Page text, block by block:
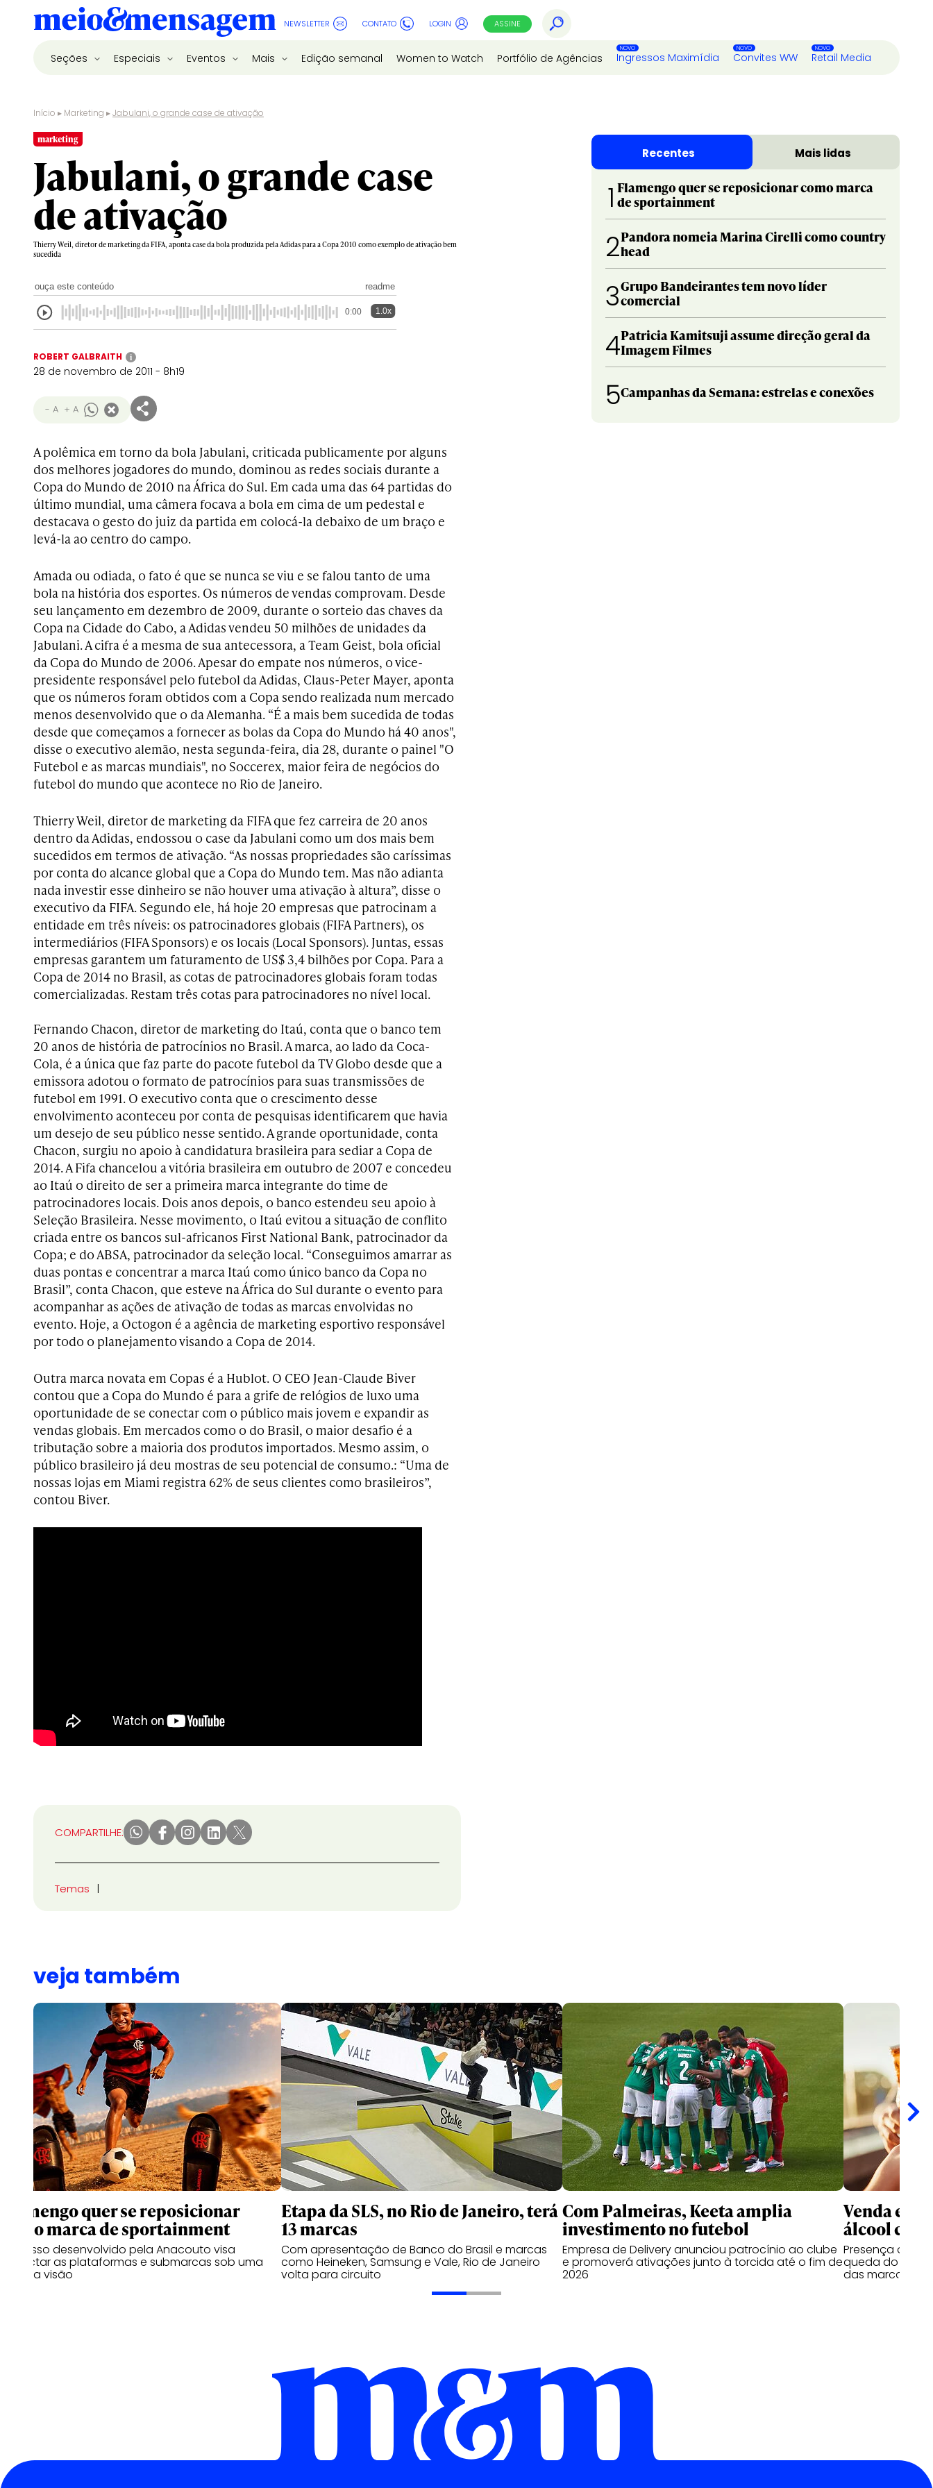
NEWSLETTER CONTATO LOGIN ASSINE
Seções Especiais Eventos Mais Edição semanal Women to Watch Portfólio de Agências Ingressos Maximídia Convites WW Retail Media
Início ▸ Marketing ▸Jabulani, o grande case de ativação
marketing
Jabulani, o grande case
de ativação
Thierry Weil, diretor de marketing da FIFA, aponta case da bola produzida pela Adidas para a Copa 2010 como exemplo de ativação bem
sucedida
ouça este conteúdo readme
0:00 1.0x
ROBERT GALBRAITH i
28 de novembro de 2011 - 8h19
- A + A
A polêmica em torno da bola Jabulani, criticada publicamente por alguns
dos melhores jogadores do mundo, dominou as redes sociais durante a
Copa do Mundo de 2010 na África do Sul. Em cada uma das 64 partidas do
último mundial, uma câmera focava a bola em cima de um pedestal e
destacava o gesto do juiz da partida em colocá-la debaixo de um braço e
levá-la ao centro do campo.
Amada ou odiada, o fato é que se nunca se viu e se falou tanto de uma
bola na história dos esportes. Os números de vendas comprovam. Desde
seu lançamento em dezembro de 2009, durante o sorteio das chaves da
Copa na Cidade do Cabo, a Adidas vendeu 50 milhões de unidades da
Jabulani. A cifra é a mesma de sua antecessora, a Team Geist, bola oficial
da Copa do Mundo de 2006. Apesar do empate nos números, o vice-
presidente responsável pelo futebol da Adidas, Claus-Peter Mayer, aponta
que os números foram obtidos com a Copa sendo realizada num mercado
menos desenvolvido que o da Alemanha. “É a mais bem sucedida de todas
desde que começamos a fornecer as bolas da Copa do Mundo há 40 anos",
disse o executivo alemão, nesta segunda-feira, dia 28, durante o painel "O
Futebol e as marcas mundiais", no Soccerex, maior feira de negócios do
futebol do mundo que acontece no Rio de Janeiro.
Thierry Weil, diretor de marketing da FIFA que fez carreira de 20 anos
dentro da Adidas, endossou o case da Jabulani como um dos mais bem
sucedidos em termos de ativação. “As nossas propriedades são caríssimas
por conta do alcance global que a Copa do Mundo tem. Mas não adianta
nada investir esse dinheiro se não houver uma ativação à altura”, disse o
executivo da FIFA. Segundo ele, há hoje 20 empresas que patrocinam a
entidade em três níveis: os patrocinadores globais (FIFA Partners), os
intermediários (FIFA Sponsors) e os locais (Local Sponsors). Juntas, essas
empresas garantem um faturamento de US$ 3,4 bilhões por Copa. Para a
Copa de 2014 no Brasil, as cotas de patrocinadores globais foram todas
comercializadas. Restam três cotas para patrocinadores no nível local.
Fernando Chacon, diretor de marketing do Itaú, conta que o banco tem
20 anos de história de patrocínios no Brasil. A marca, ao lado da Coca-
Cola, é a única que faz parte do pacote futebol da TV Globo desde que a
emissora adotou o formato de patrocínios para suas transmissões de
futebol em 1991. O executivo conta que o crescimento desse
envolvimento aconteceu por conta de pesquisas identificarem que havia
um desejo de seu público nesse sentido. A grande oportunidade, conta
Chacon, surgiu no apoio à candidatura brasileira para sediar a Copa de
2014. A Fifa chancelou a vitória brasileira em outubro de 2007 e concedeu
ao Itaú o direito de ser a primeira marca integrante do time de
patrocinadores locais. Dois anos depois, o banco estendeu seu apoio à
Seleção Brasileira. Nesse movimento, o Itaú evitou a situação de conflito
criada entre os bancos sul-africanos First National Bank, patrocinador da
Copa; e do ABSA, patrocinador da seleção local. “Conseguimos amarrar as
duas pontas e concentrar a marca Itaú como único banco da Copa no
Brasil”, conta Chacon, que esteve na África do Sul durante o evento para
acompanhar as ações de ativação de todas as marcas envolvidas no
evento. Hoje, a Octogon é a agência de marketing esportivo responsável
por todo o planejamento visando a Copa de 2014.
Outra marca novata em Copas é a Hublot. O CEO Jean-Claude Biver
contou que a Copa do Mundo é para a grife de relógios de luxo uma
oportunidade de se conectar com o público mais jovem e expandir as
vendas globais. Em mercados como o do Brasil, o maior desafio é a
tributação sobre a maioria dos produtos importados. Mesmo assim, o
público brasileiro já deu mostras de seu potencial de consumo.: “Uma de
nossas lojas em Miami registra 62% de seus clientes como brasileiros”,
contou Biver.
COMPARTILHE:
Temas
Recentes Mais lidas
1 Flamengo quer se reposicionar como marca
de sportainment
2Pandora nomeia Marina Cirelli como country
head
3Grupo Bandeirantes tem novo líder
comercial
4Patricia Kamitsuji assume direção geral da
Imagem Filmes
5Campanhas da Semana: estrelas e conexões
veja também
Flamengo quer se reposicionar
como marca de sportainment
Processo desenvolvido pela Anacouto visa
conectar as plataformas e submarcas sob uma
mesma visão
Etapa da SLS, no Rio de Janeiro, terá
13 marcas
Com apresentação de Banco do Brasil e marcas
como Heineken, Samsung e Vale, Rio de Janeiro
volta para circuito
Com Palmeiras, Keeta amplia
investimento no futebol
Empresa de Delivery anunciou patrocínio ao clube
e promoverá ativações junto à torcida até o fim de
2026
Venda e
álcool
Presença de
queda do
das marcas